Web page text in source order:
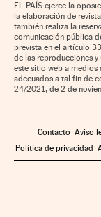
EL PAÍS ejerce la
la elaboración de
también realiza la
comunicación pública
prevista en el artículo
de las reproducciones y
este sitio web a medios
adecuados a tal fin de
24/2021, de 2 de
Contacto Aviso
Política de privacidad